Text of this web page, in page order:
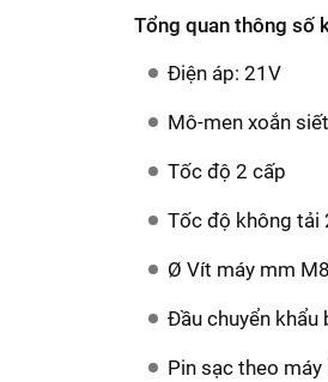
Tổng quan thông số
Điện áp: 21V
Mô-men xoắn
Tốc độ 2 cấp
Tốc độ không
Ø Vít máy mm
Đầu chuyển
Pin sạc theo